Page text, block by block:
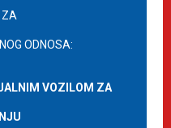
ZA
ODNOSA:
VOZILOM ZA